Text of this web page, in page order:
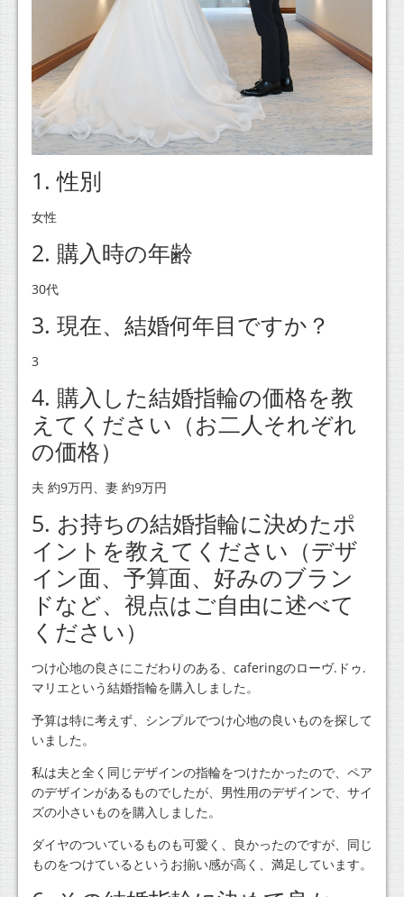
1. 性別
女性
2. 購入時の年齢
30代
3. 現在、結婚何年目ですか？
3
4. 購入した結婚指輪の価格を教
えてください（お二人それぞれ
の価格）
夫 約9万円、妻 約9万円
5. お持ちの結婚指輪に決めたポ
イントを教えてください（デザ
イン面、予算面、好みのブラン
ドなど、視点はご自由に述べて
ください）
つけ心地の良さにこだわりのある、caferingのローヴ.ドゥ.
マリエという結婚指輪を購入しました。
予算は特に考えず、シンプルでつけ心地の良いものを探して
いました。
私は夫と全く同じデザインの指輪をつけたかったので、ペア
のデザインがあるものでしたが、男性用のデザインで、サイ
ズの小さいものを購入しました。
ダイヤのついているものも可愛く、良かったのですが、同じ
ものをつけているというお揃い感が高く、満足しています。